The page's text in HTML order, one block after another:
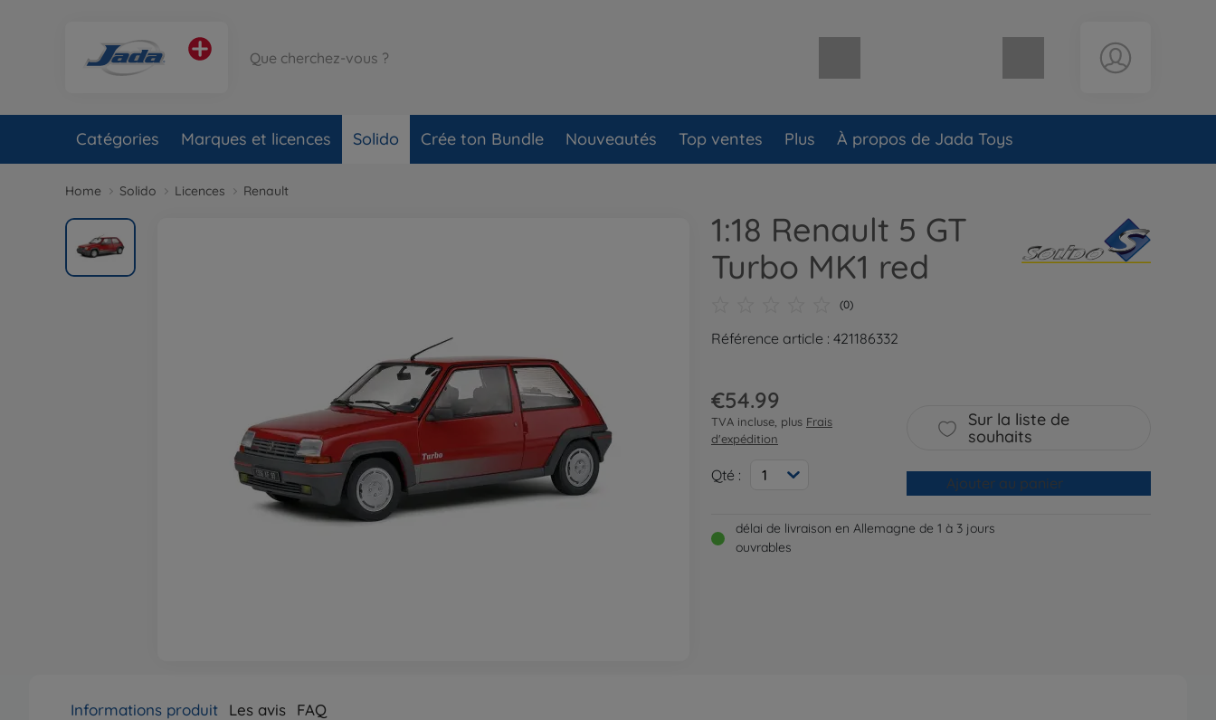
Catégories Marques et licences Solido Crée ton Bundle Nouveautés Top ventes Plus À propos de Jada Toys
Home Solido Licences Renault
1:18 Renault 5 GT
Turbo MK1 red
(0)
Référence article : 421186332
€54.99
TVA incluse, plus Frais
d'expédition
Qté : 1
Sur la liste de
souhaits
Ajouter au panier
délai de livraison en Allemagne de 1 à 3 jours
ouvrables
Informations produit Les avis FAQ